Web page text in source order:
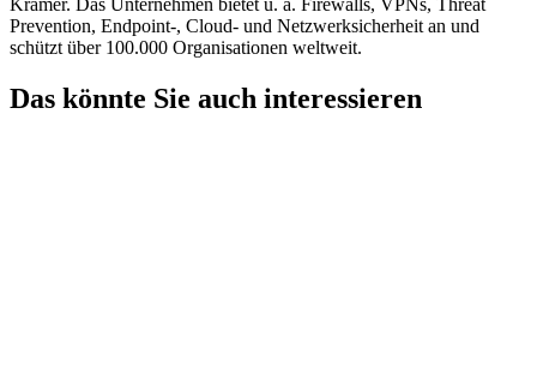
Kramer. Das Unternehmen bietet u. a. Firewalls, VPNs, Threat
Prevention, Endpoint-, Cloud- und Netzwerksicherheit an und
schützt über 100.000 Organisationen weltweit.
Das könnte Sie auch interessieren